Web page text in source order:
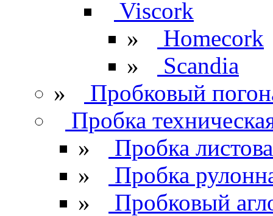
Viscork
»
Homecork
»
Scandia
»
Пробковый
Пробка
»
Пробка
»
Пробка
»
Пробковый